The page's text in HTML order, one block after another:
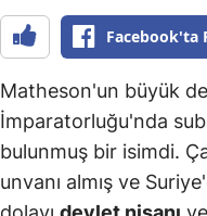
Facebook'ta
Matheson'un büyük
İmparatorluğu'nda
bulunmuş bir isimdi.
unvanı almış ve